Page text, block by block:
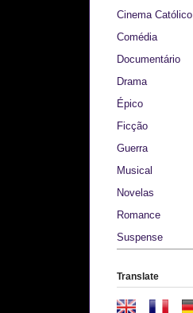
Cinema Católico
Comédia
Documentário
Drama
Épico
Ficção
Guerra
Musical
Novelas
Romance
Suspense
Translate